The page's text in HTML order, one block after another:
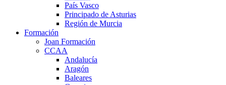
País Vasco
Principado de Asturias
Región de Murcia
Formación
Joan Formación
CCAA
Andalucía
Aragón
Baleares